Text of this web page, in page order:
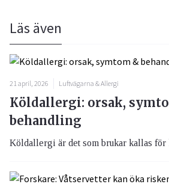
Läs även
21 april, 2026 Luftvägarna & Allergi
Köldallergi: orsak,
behandling
Köldallergi är det som brukar kallas för